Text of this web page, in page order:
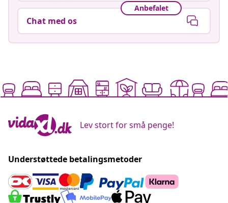
Anbefalet
Chat med os
Lev stort for små penge!
Understøttede betalingsmetoder